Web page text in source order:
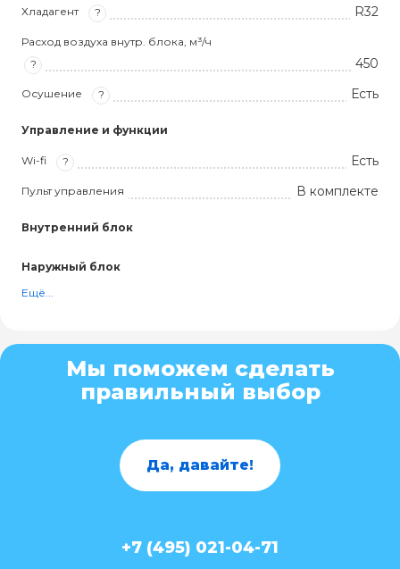
Хладагент ? R32
Расход воздуха внутр. блока, м³/ч
?
450
Осушение ? Есть
Управление и функции
Wi-fi ? Есть
Пульт управления В комплекте
Внутренний блок
Наружный блок
Ещё...
Мы поможем сделать
правильный выбор
Да, давайте!
+7 (495) 021-04-71